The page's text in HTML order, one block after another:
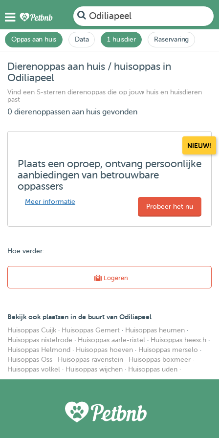
Odiliapeel
Oppas aan huis Data 1 huisdier Raservaring
Dierenoppas aan huis / huisoppas in
Odiliapeel
Vind een 5-sterren dierenoppas die op jouw huis en huisdieren
past
0 dierenoppassen aan huis gevonden
NIEUW!
Plaats een oproep, ontvang persoonlijke
aanbiedingen van betrouwbare
oppassers
Meer informatie
Probeer het nu
Hoe verder:
Logeren
Bekijk ook plaatsen in de buurt van Odiliapeel
Huisoppas Cuijk · Huisoppas Gemert · Huisoppas heumen ·
Huisoppas nistelrode · Huisoppas aarle-rixtel · Huisoppas heesch ·
Huisoppas Helmond · Huisoppas hoeven · Huisoppas merselo ·
Huisoppas Oss · Huisoppas ravenstein · Huisoppas boxmeer ·
Huisoppas volkel · Huisoppas wijchen · Huisoppas uden ·